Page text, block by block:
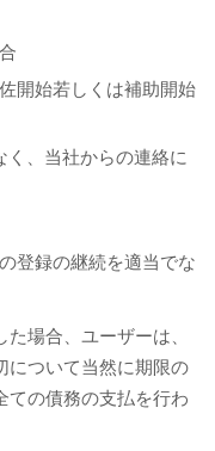
開始若しくは補助開始
、当社からの連絡に
登録の継続を適当でな
場合、ユーザーは、
について当然に期限の
ての債務の支払を行わ